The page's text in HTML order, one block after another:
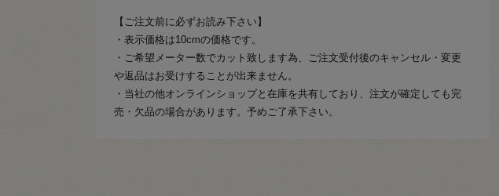
【ご注文前に必ずお読み下さい】
・表示価格は10cmの価格です。
・ご希望メーター数でカット致します為、ご注文受付後のキャンセル・変更
や返品はお受けすることが出来ません。
・当社の他オンラインショップと在庫を共有しており、注文が確定しても完
売・欠品の場合があります。予めご了承下さい。